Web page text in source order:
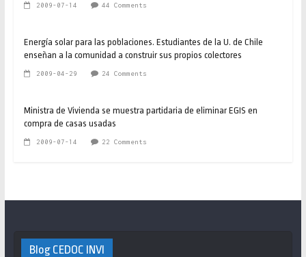
2009-07-14 44 Comments
Energía solar para las poblaciones. Estudiantes de la U. de Chile
enseñan a la comunidad a construir sus propios colectores
2009-04-29 24 Comments
Ministra de Vivienda se muestra partidaria de eliminar EGIS en
compra de casas usadas
2009-07-14 22 Comments
Blog CEDOC INVI